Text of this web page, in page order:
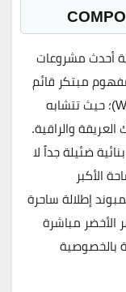
أحدث مشروعات
مبتكر قائم
على رفاهية الحياة المائية (Waterfront Living)؛ حيث تتشابه
والراقية.
ضئيلة جداً لا
الأكبر
إطلالة ساحرة
مباشرة
بالخصوصية